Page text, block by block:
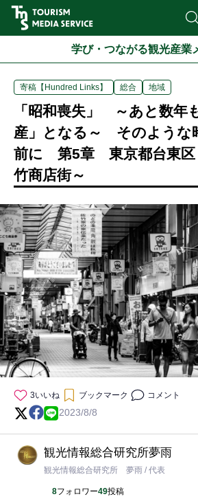
学び・つながる観光産業
寄稿【Hundred Links】 総合 地域
「昭和喪失」 ～あと数年
産」となる～ そのような
前に 第5章 東京都台東区
竹商店街～
3いいね ブックマーク コメント
2023/8/8
観光情報総合研究所夢雨
観光情報総合研究所 夢雨 / 代表
8フォロワー49投稿